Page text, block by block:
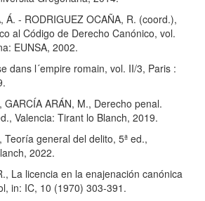
Á. - RODRIGUEZ OCAÑA, R. (coord.),
al Código de Derecho Canónico, vol.
EUNSA, 2002.
dans l´empire romain, vol. II/3, Paris :
GARCÍA ARÁN, M., Derecho penal.
Valencia: Tirant lo Blanch, 2019.
Teoría general del delito, 5ª ed.,
2022.
La licencia en la enajenación canónica
in: IC, 10 (1970) 303-391.